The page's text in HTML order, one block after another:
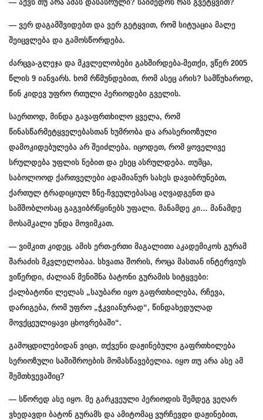
— აქვს თუ არა ამას დასასრული? საიმედოს რას გვეტყვით?
— ვერ დაგამშვიდებთ და ვერ გეტყვით, რომ სიტუაცია მალე
შეიცვლება და გამოსწორდება.
ძარცვა-გლეჯა და მკვლელობები გახშირდება-მეთქი, ვწერ 2005
წლის 9 იანვარს. ხომ რწმუნდებით, რომ ასეც არის? სამწუხაროდ,
წინ კიდევ უფრო რთული პერიოდები გველის.
საერთოდ, მინდა გავაფრთხილო ყველა, რომ
წინასწარმეტყველებასთან ხუმრობა და არასერიოზული
დამოკიდებულება არ შეიძლება. იცოდეთ, რომ ყოველივე
სრულდება უფლის ნებით და ესეც ასრულდება. თუმცა,
საბოლოოდ ქართველები ადამიანურ სახეს დავიბრუნებთ,
ქართულ ტრადიციულ ზნე-ჩვეულებასაც აღვადგენთ და
სამშობლოსაც გაგვიბრწყინებს უფალი. მანამდე კი… მანამდე
მოსამკალი უნდა მოვიმკათ.
— ვიმკით კიდეც. ამის ერთ-ერთი მაგალითი აკადემიკოს გურამ
შარაძის მკვლელობაა. სხვათა შორის, როცა მასთან ინტერვიუს
ვიწერდი, ძალიან მენიშნა ბატონი გურამის სიტყვები:
ქალბატონი ლელას „საუბარი იყო გაფრთხილება, რჩევა,
დარიგება, რომ უფრო „ჭკვიანურად“, წინდახედულად
მოვქცეულიყავი ცხოვრებაში“.
გამოცდილებიდან ვიცი, თქვენი დაჟინებული გაფრთხილება
სერიოზული საშიშროების მომასწავებელია. იყო თუ არა ასე ამ
შემთხვევაშიც?
— სწორედ ასე იყო. მე გარკვეული პერიოდის შემდეგ ვეღარ
ვხედავდი ბატონ გურამს და ამიტომაც ვურჩევდი დაჟინებით,